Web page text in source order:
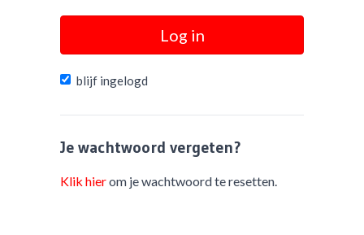
Log in
blijf ingelogd
Je wachtwoord vergeten?
Klik hierom je wachtwoord te resetten.